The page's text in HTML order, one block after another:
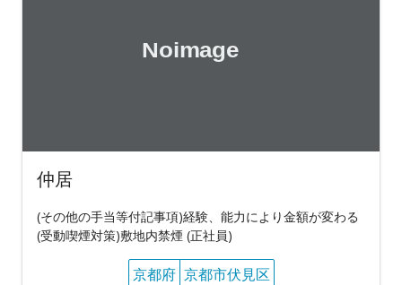
仲居
(その他の手当等付記事項)経験、能力により金額が変わる
(受動喫煙対策)敷地内禁煙 (正社員)
京都府 京都市伏見区